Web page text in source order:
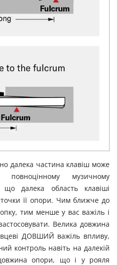
далека частина клавіш може
музичному
далека область клавіші
її опори. Чим ближче до
тим менше у вас важіль і
Велика довжина
ДОВШИЙ важіль впливу,
контроль навіть на далекій
опори, що і у рояля